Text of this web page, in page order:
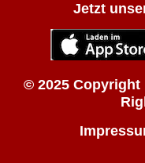
Jetzt
© 2025 Copyright